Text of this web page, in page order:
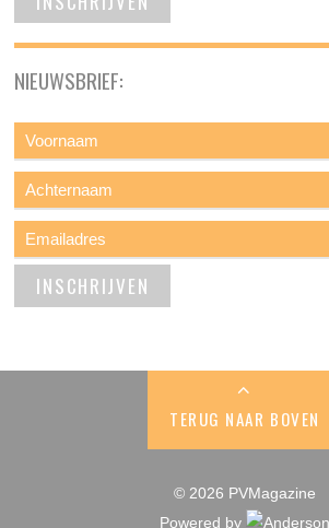
NIEUWSBRIEF:
TERUG NAAR BOVEN
© 2026 PVMagazine
Powered by